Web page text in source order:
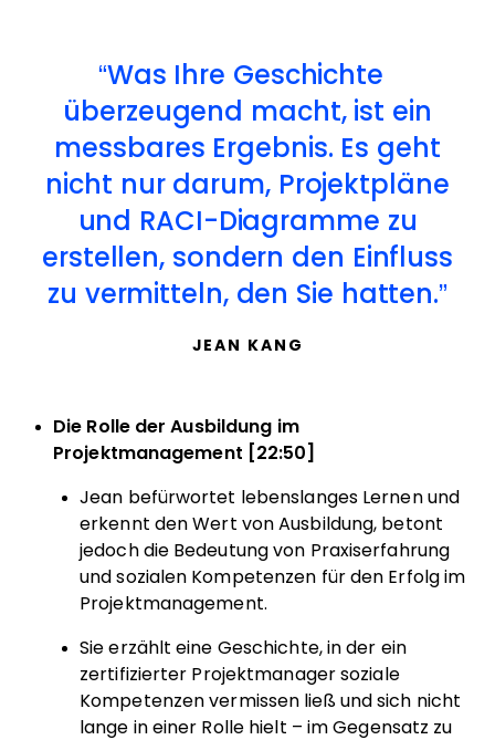
Was Ihre Geschichte
überzeugend macht, ist ein
messbares Ergebnis. Es geht
nicht nur darum, Projektpläne
und RACI-Diagramme zu
erstellen, sondern den Einfluss
zu vermitteln, den Sie hatten.
JEAN KANG
Die Rolle der Ausbildung im
Projektmanagement [22:50]
Jean befürwortet lebenslanges Lernen und
erkennt den Wert von Ausbildung, betont
jedoch die Bedeutung von Praxiserfahrung
und sozialen Kompetenzen für den Erfolg im
Projektmanagement.
Sie erzählt eine Geschichte, in der ein
zertifizierter Projektmanager soziale
Kompetenzen vermissen ließ und sich nicht
lange in einer Rolle hielt – im Gegensatz zu